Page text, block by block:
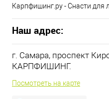
Карпфишинг.ру - Снасти для
Наш адрес:
г. Самара, проспект
КАРПФИШИНГ.
Посмотреть на карте